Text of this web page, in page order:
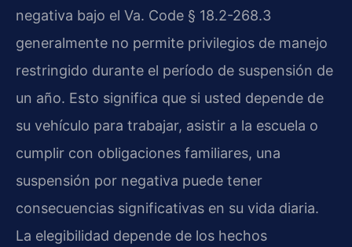
negativa bajo el Va. Code § 18.2-268.3
generalmente no permite privilegios de manejo
restringido durante el período de suspensión de
un año. Esto significa que si usted depende de
su vehículo para trabajar, asistir a la escuela o
cumplir con obligaciones familiares, una
suspensión por negativa puede tener
consecuencias significativas en su vida diaria.
La elegibilidad depende de los hechos